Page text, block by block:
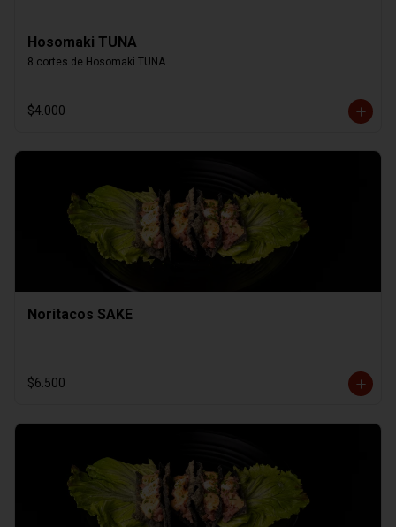
Hosomaki TUNA
8 cortes de Hosomaki TUNA
$4.000
Noritacos SAKE
$6.500